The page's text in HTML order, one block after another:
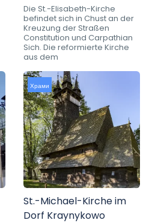
Die St.-Elisabeth-Kirche
befindet sich in Chust an der
Kreuzung der Straßen
Constitution und Carpathian
Sich. Die reformierte Kirche
aus dem
Храми
St.-Michael-Kirche im
Dorf Kraynykowo